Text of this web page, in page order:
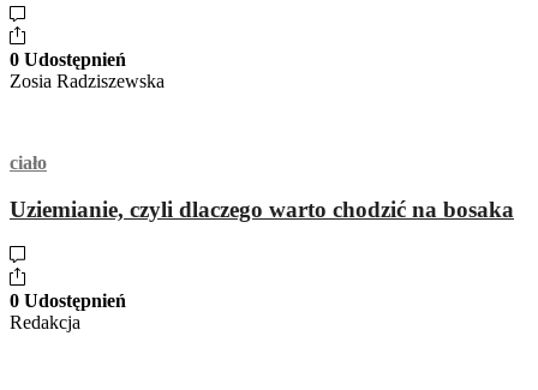
0 Udostępnień
Zosia Radziszewska
ciało
Uziemianie, czyli dlaczego warto chodzić na bosaka
0 Udostępnień
Redakcja